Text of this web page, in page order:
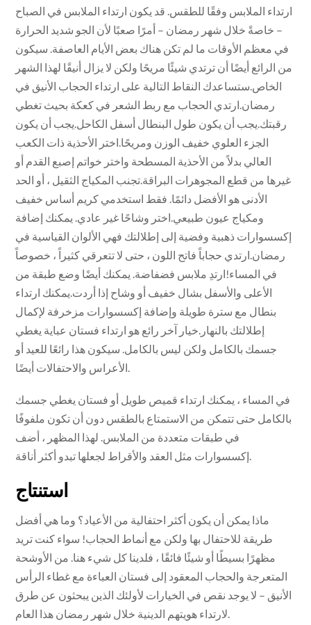
ارتداء الملابس وفقًا للطقس. قد يكون ارتداء الملابس في الصباح
– خاصةً خلال شهر رمضان – أمرًا صعبًا لأن الجو شديد الحرارة
في معظم الأوقات ما لم تكن هناك بعض الأيام العاصفة. سيكون
من الرائع أيضًا أن ترتدي شيئًا مريحًا ولكن لا يزال أنيقًا لهذا الشهر
الخاص.ستساعدك النقاط التالية على ارتداء الحجاب الأنيق في
رمضان.ارتدي الحجاب مع ربط الشعر في كعكة بحيث تغطي
رقبتك.يجب أن يكون طول البنطال أسفل الكاحل.يجب أن يكون
الجزء العلوي خفيف الوزن ومريحًا.اختر الأحذية ذات الكعب
العالي بدلاً من الأحذية المسطحة واختر خواتم إصبع القدم أو
غيرها من قطع المجوهرات البراقة.تجنب المكياج الثقيل ، أو الحد
الأدنى هو الأفضل دائمًا. فقط استخدمي كريم أساس خفيف
ومكياج عيون طبيعي.اختر وشاحًا غير عادي. يمكنك إضافة
إكسسوارات ذهبية وفضية إلى إطلالتك فهي الألوان القياسية في
رمضان.ارتدي حجاباً فاتح اللون ، حتى لا تتعرقي كثيراً ، خصوصاً
في المساء!ارتدِ ملابس فضفاضة. يمكنك أيضًا وضع طبقة من
الأعلى والأسفل بشال خفيف أو وشاح إذا أردت.يمكنك ارتداء
بنطال مع سترة طويلة وإضافة إكسسوارات مزخرفة لإكمال
إطلالتك بالنهار.خيار آخر رائع هو ارتداء فستان عباية يغطي
جسمك بالكامل ولكن ليس بالكامل. سيكون هذا رائعًا للعيد أو
الأعراس والاحتفالات أيضًا.
في المساء ، يمكنك ارتداء قميص طويل أو فستان يغطي جسمك
بالكامل حتى تتمكن من الاستمتاع بالطقس دون أن تكون ملفوفًا
في طبقات متعددة من الملابس. لهذا المظهر ، أضف
إكسسوارات مثل العقد والأقراط لجعلها تبدو أكثر أناقة.
استنتاج
ماذا يمكن أن يكون أكثر احتفالية من الأعياد؟ وما هي أفضل
طريقة للاحتفال بها ولكن مع أنماط الحجاب! سواء كنت تريد
مظهرًا بسيطًا أو شيئًا فائقًا ، فلدينا كل شيء هنا. من الأوشحة
المتعرجة والحجاب المعقود إلى فستان العباءة مع غطاء الرأس
الأنيق – لا يوجد نقص في الخيارات لأولئك الذين يبحثون عن طرق
لارتداء هويتهم الدينية خلال شهر رمضان هذا العام.